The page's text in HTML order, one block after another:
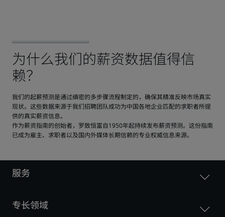
我们的起薪预测是通过缜密的多步骤流程制定的，确保其精准反映市场真实
现状。这些数据来源于我们招聘团队成功为中国各地企业匹配的求职者所提
供的真实薪资信息。
作为薪资指南的创始者，罗致恒富自1950年起持续发布薪资预测。这份指南
已成为雇主、求职者以及国内外媒体长期信赖的专业权威信息来源。